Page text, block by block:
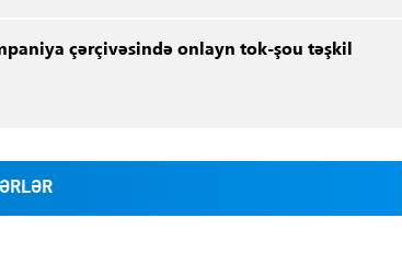
çərçivəsində onlayn tok-şou təşkil